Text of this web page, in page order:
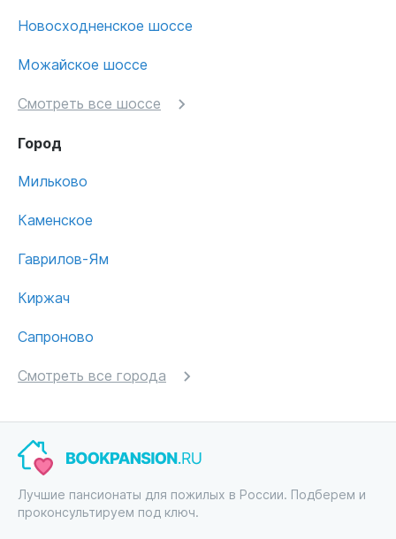
Новосходненское шоссе
Можайское шоссе
Смотреть все шоссе
Город
Мильково
Каменское
Гаврилов-Ям
Киржач
Сапроново
Смотреть все города
Лучшие пансионаты для пожилых в России. Подберем и
проконсультируем под ключ.